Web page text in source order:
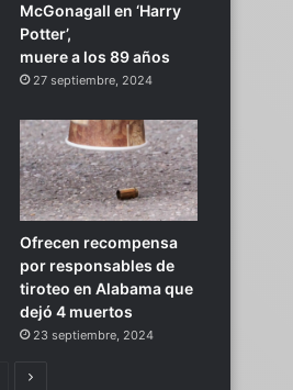
McGonagall en ‘Harry
Potter’,
muere a los 89 años
27 septiembre, 2024
Ofrecen recompensa
por responsables de
tiroteo en Alabama que
dejó 4 muertos
23 septiembre, 2024
PáginaSiguiente